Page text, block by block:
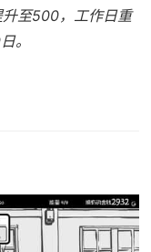
至500，工作日重
。